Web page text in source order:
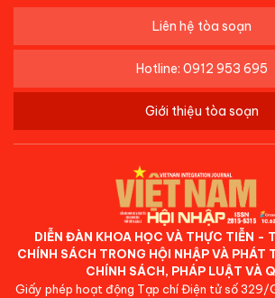
Liên hệ tòa soạn
Hotline: 0912 953 695
Giới thiệu tòa soạn
DIỄN ĐÀN KHOA HỌC VÀ THỰC TIỄN -
CHÍNH SÁCH TRONG HỘI NHẬP VÀ PHÁT
CHÍNH SÁCH, PHÁP LUẬT VÀ
Giấy phép hoạt động Tạp chí Điện tử số 329/